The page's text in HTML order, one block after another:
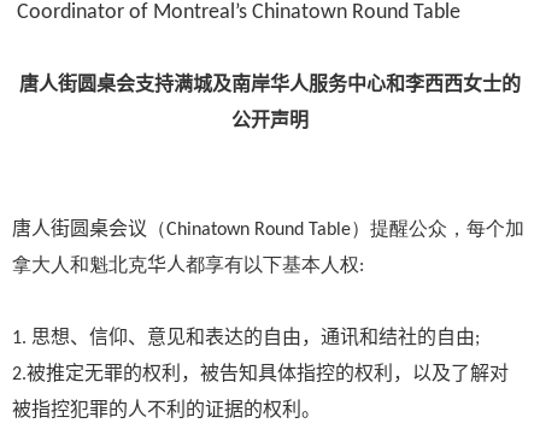
Coordinator of Montreal’s Chinatown Round Table
唐人街圆桌会支持满城及南岸华人服务中心和李西西女士的
公开声明
唐人街圆桌会议 （Chinatown Round Table）提醒公众，每个加
拿大人和魁北克华人都享有以下基本人权:
1. 思想、信仰、意见和表达的自由，通讯和结社的自由 ;
2.被推定无罪的权利，被告知具体指控的权利，以及了解对
被指控犯罪的人不利的证据的权利。